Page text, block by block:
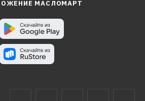
МАСЛОМАРТ